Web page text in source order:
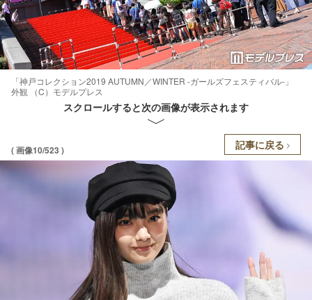
「神戸コレクション2019 AUTUMN／WINTER -ガールズフェスティバル-」
外観 （C）モデルプレス
スクロールすると次の画像が表示されます
( 画像10/523 ) 記事に戻る